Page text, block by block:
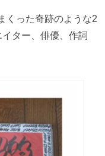
くった奇跡のような2
ター、俳優、作詞